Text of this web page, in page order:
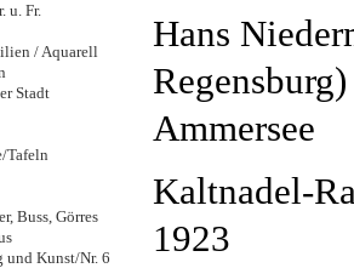
u. Fr.
/ Aquarell
Stadt
Tafeln
Buss, Görres
und Kunst/Nr. 6
Hans
Ammersee
Kaltnadel-
1923